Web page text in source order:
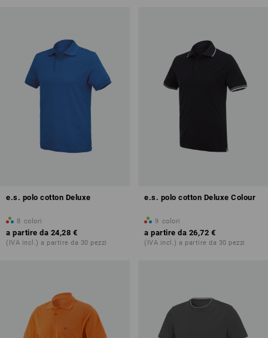
e.s. polo cotton Deluxe
8 colori
a partire da 24,28 €
(IVA incl.) a partire da 30 pezzi
e.s. polo cotton Deluxe Colour
9 colori
a partire da 26,72 €
(IVA incl.) a partire da 30 pezzi